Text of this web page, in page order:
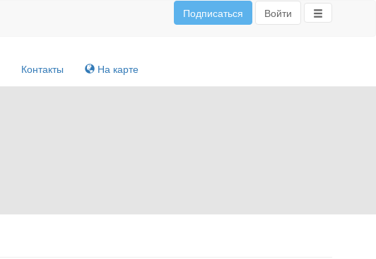
Подписаться Войти
Контакты На карте